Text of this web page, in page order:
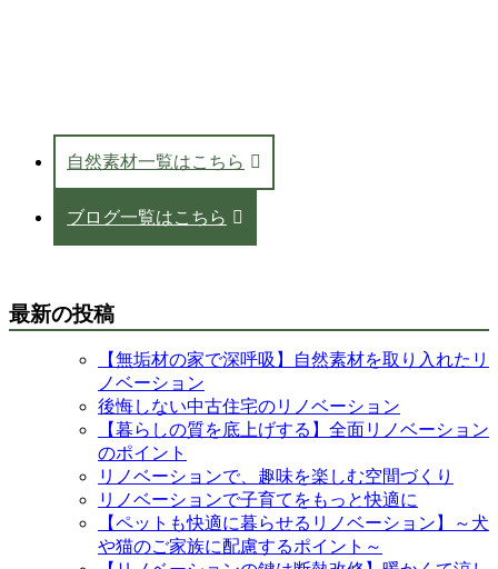
自然素材一覧はこちら
ブログ一覧はこちら
最新の投稿
【無垢材の家で深呼吸】自然素材を取り入れたリ
ノベーション
後悔しない中古住宅のリノベーション
【暮らしの質を底上げする】全面リノベーション
のポイント
リノベーションで、趣味を楽しむ空間づくり
リノベーションで子育てをもっと快適に
【ペットも快適に暮らせるリノベーション】～犬
や猫のご家族に配慮するポイント～